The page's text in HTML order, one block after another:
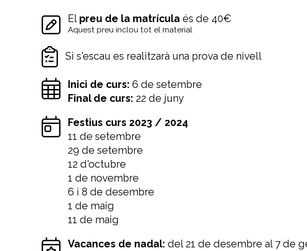
El preu de la matrícula és de 40€
Aquest preu inclou tot el material
Si s'escau es realitzarà una prova de nivell
Inici de curs: 6 de setembre
Final de curs: 22 de juny
Festius curs 2023 / 2024
11 de setembre
29 de setembre
12 d'octubre
1 de novembre
6 i 8 de desembre
1 de maig
11 de maig
Vacances de nadal: del 21 de desembre al 7 de